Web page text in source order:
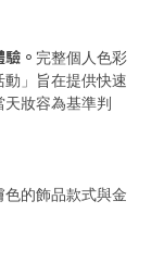
。 完整個人色彩
」旨在提供快速
妝容為基準判
的飾品款式與金